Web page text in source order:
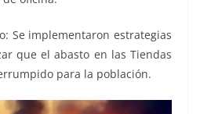
Se implementaron estrategias
que el abasto en las Tiendas
para la población.